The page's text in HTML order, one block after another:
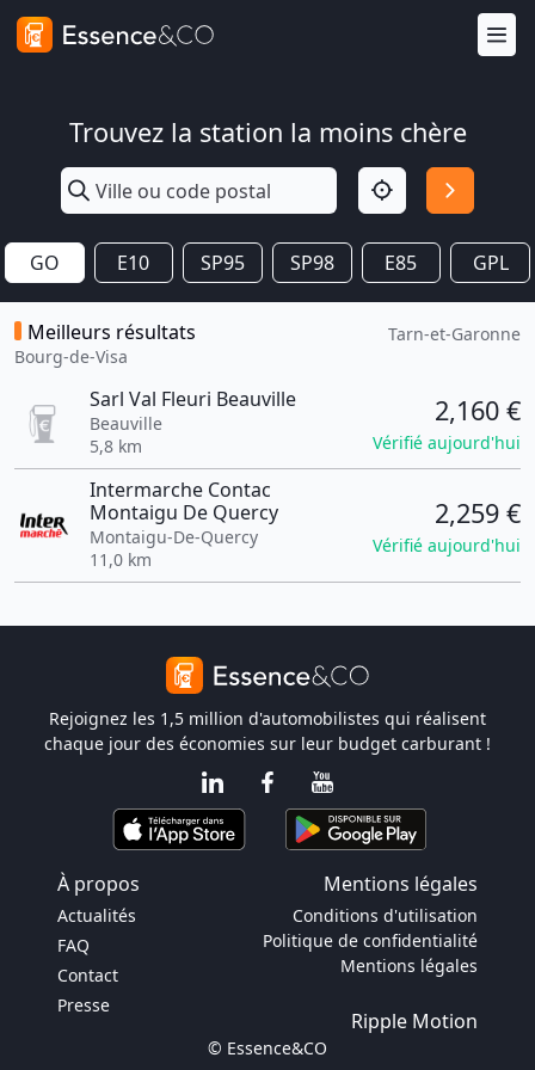
Trouvez la station la moins chère
GO E10 SP95 SP98 E85 GPL
Meilleurs résultats
Bourg-de-Visa
Tarn-et-Garonne
Sarl Val Fleuri Beauville
Beauville
5,8 km
2,160 €
Vérifié aujourd'hui
Intermarche Contac
Montaigu De Quercy
Montaigu-De-Quercy
11,0 km
2,259 €
Vérifié aujourd'hui
Rejoignez les 1,5 million d'automobilistes qui réalisent
chaque jour des économies sur leur budget carburant !
À propos Mentions légales
Actualités
FAQ
Contact
Presse
Conditions d'utilisation
Politique de confidentialité
Mentions légales
Ripple Motion
© Essence&CO